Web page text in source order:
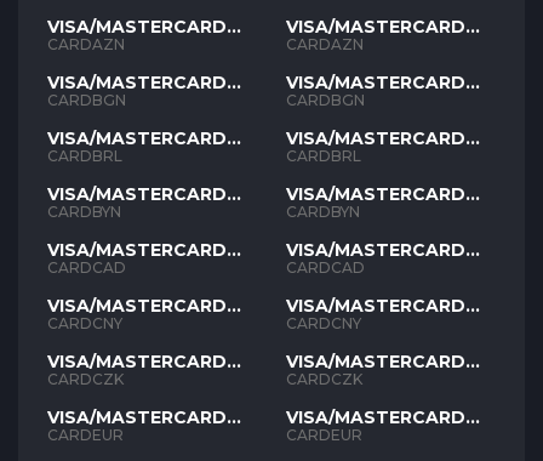
VISA/MASTERCARD
AZN
CARDAZN
VISA/MASTERCARD
BGN
CARDBGN
VISA/MASTERCARD
BRL
CARDBRL
VISA/MASTERCARD
BYN
CARDBYN
VISA/MASTERCARD
CAD
CARDCAD
VISA/MASTERCARD
CNY
CARDCNY
VISA/MASTERCARD
CZK
CARDCZK
VISA/MASTERCARD
EUR
CARDEUR
VISA/MASTERCARD
AZN
CARDAZN
VISA/MASTERCARD
BGN
CARDBGN
VISA/MASTERCARD
BRL
CARDBRL
VISA/MASTERCARD
BYN
CARDBYN
VISA/MASTERCARD
CAD
CARDCAD
VISA/MASTERCARD
CNY
CARDCNY
VISA/MASTERCARD
CZK
CARDCZK
VISA/MASTERCARD
EUR
CARDEUR